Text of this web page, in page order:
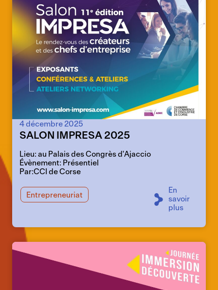
4 décembre 2025
SALON IMPRESA 2025
Lieu: au Palais des Congrès d'Ajaccio
Évènement: Présentiel
Par:CCI de Corse
Entrepreneuriat
En
savoir
plus